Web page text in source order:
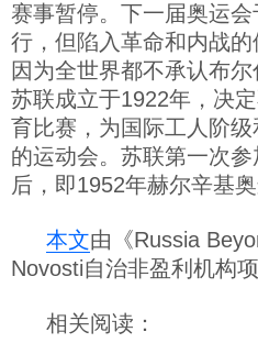
赛事暂停。下一届奥运
行，但陷入革命和内战的
因为全世界都不承认布尔
苏联成立于1922年，决
育比赛，为国际工人阶
的运动会。苏联第一次
后，即1952年赫尔辛基奥
本文由《Russia
Novosti自治非盈利机构
相关阅读：